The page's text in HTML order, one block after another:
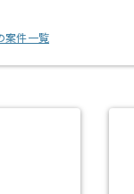
案件一覧